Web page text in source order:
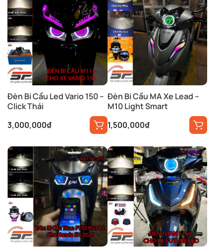
Đèn Bi Cầu Led Vario 150 –
Click Thái
3,000,000₫
Đèn Bi Cầu MA Xe Lead –
M10 Light Smart
1,500,000₫